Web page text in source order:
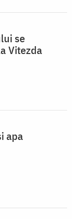
se
Vitezda
apa